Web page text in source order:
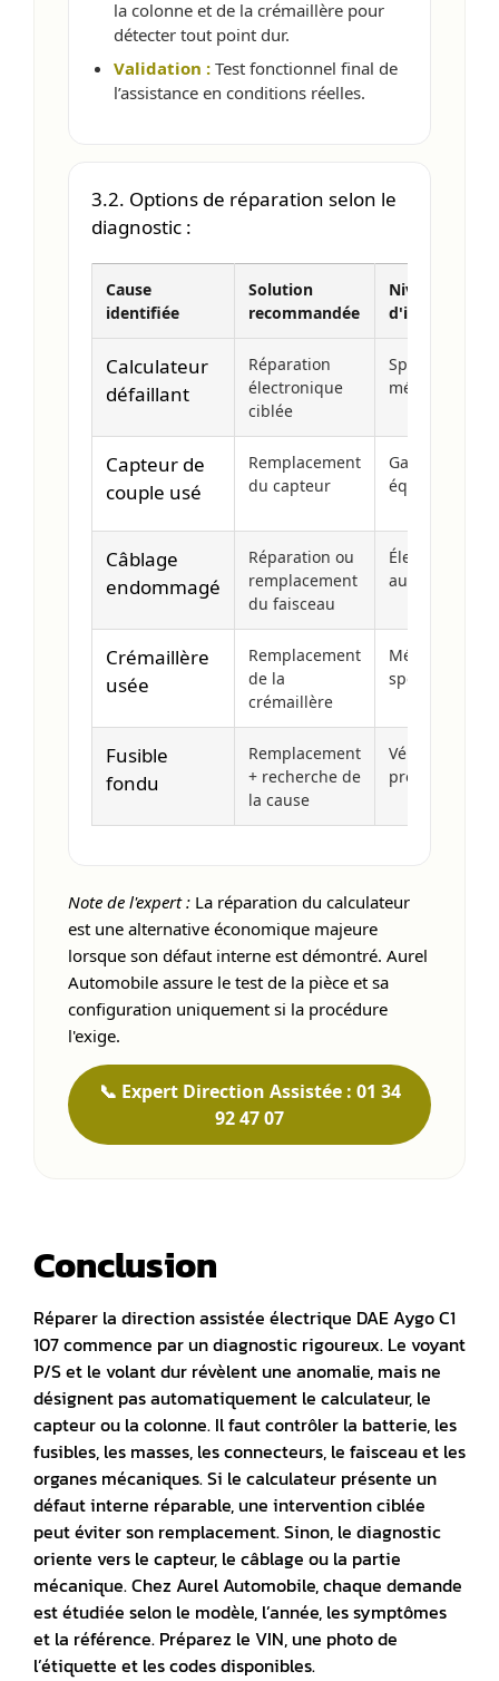
la colonne et de la crémaillère pour
détecter tout point dur.
Validation : Test fonctionnel final de
l’assistance en conditions réelles.
3.2. Options de réparation selon le
diagnostic :
Cause
identifiée
Solution
recommandée
Niveau
d'intervention
Calculateur
défaillant
Réparation
électronique
ciblée
Spécialiste
mécatronique
Capteur de
couple usé
Remplacement
du capteur
Garage
équipé
Câblage
endommagé
Réparation ou
remplacement
du faisceau
Électricien
automobile
Crémaillère
usée
Remplacement
de la
crémaillère
Mécanicien
spécialisé
Fusible
fondu
Remplacement
+ recherche de
la cause
Vérification
préalable
Note de l'expert : La réparation du calculateur
est une alternative économique majeure
lorsque son défaut interne est démontré. Aurel
Automobile assure le test de la pièce et sa
configuration uniquement si la procédure
l'exige.
📞 Expert Direction Assistée : 01 34
92 47 07
Conclusion
Réparer la direction assistée électrique DAE Aygo C1
107 commence par un diagnostic rigoureux. Le voyant
P/S et le volant dur révèlent une anomalie, mais ne
désignent pas automatiquement le calculateur, le
capteur ou la colonne. Il faut contrôler la batterie, les
fusibles, les masses, les connecteurs, le faisceau et les
organes mécaniques. Si le calculateur présente un
défaut interne réparable, une intervention ciblée
peut éviter son remplacement. Sinon, le diagnostic
oriente vers le capteur, le câblage ou la partie
mécanique. Chez Aurel Automobile, chaque demande
est étudiée selon le modèle, l’année, les symptômes
et la référence. Préparez le VIN, une photo de
l’étiquette et les codes disponibles.